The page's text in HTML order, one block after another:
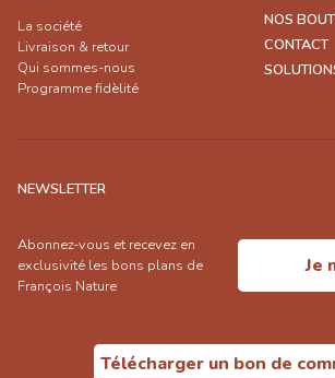
La société
Livraison & retour
Qui sommes-nous
Programme fidèlité
NOS
CONTACT
NEWSLETTER
Abonnez-vous et recevez en
exclusivité les bons plans de
François Nature
Je
Télécharger un bon de